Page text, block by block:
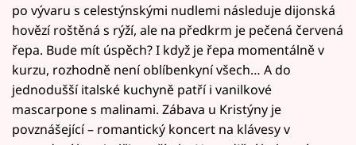
po vývaru s celestýnskými nudlemi následuje dijonská
hovězí roštěná s rýží, ale na předkrm je pečená červená
řepa. Bude mít úspěch? I když je řepa momentálně v
kurzu, rozhodně není oblíbenkyní všech… A do
jednodušší italské kuchyně patří i vanilkové
mascarpone s malinami. Zábava u Kristýny je
povznášející – romantický koncert na klávesy v